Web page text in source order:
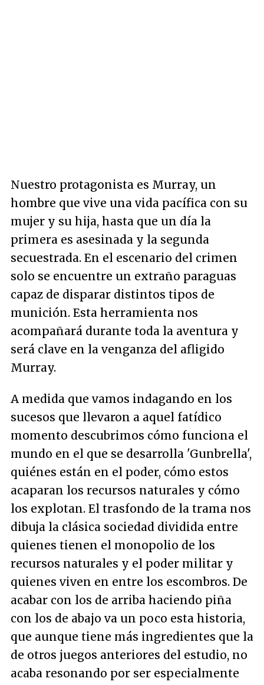
Nuestro protagonista es Murray, un
hombre que vive una vida pacífica con su
mujer y su hija, hasta que un día la
primera es asesinada y la segunda
secuestrada. En el escenario del crimen
solo se encuentre un extraño paraguas
capaz de disparar distintos tipos de
munición. Esta herramienta nos
acompañará durante toda la aventura y
será clave en la venganza del afligido
Murray.
A medida que vamos indagando en los
sucesos que llevaron a aquel fatídico
momento descubrimos cómo funciona el
mundo en el que se desarrolla 'Gunbrella',
quiénes están en el poder, cómo estos
acaparan los recursos naturales y cómo
los explotan. El trasfondo de la trama nos
dibuja la clásica sociedad dividida entre
quienes tienen el monopolio de los
recursos naturales y el poder militar y
quienes viven en entre los escombros. De
acabar con los de arriba haciendo piña
con los de abajo va un poco esta historia,
que aunque tiene más ingredientes que la
de otros juegos anteriores del estudio, no
acaba resonando por ser especialmente